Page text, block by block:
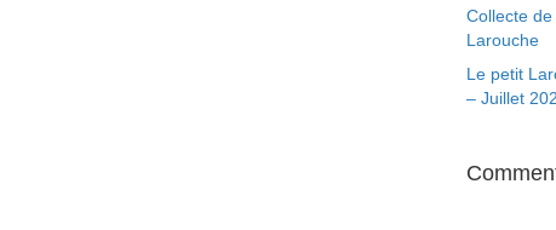
Collecte
Larouche
Le petit
– Juillet